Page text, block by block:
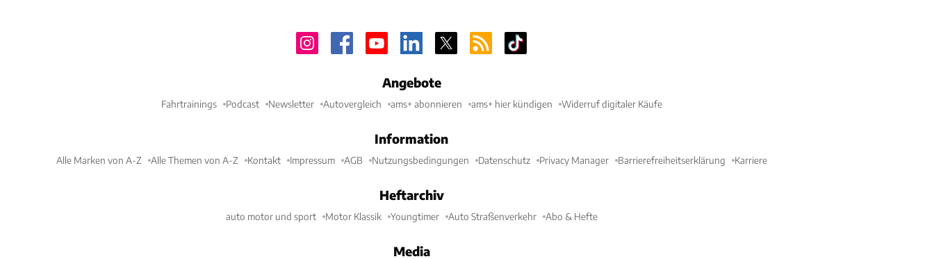
Angebote
Fahrtrainings Podcast Newsletter Autovergleich ams+ abonnieren ams+ hier kündigen Widerruf digitaler Käufe
Information
Alle Marken von A-Z Alle Themen von A-Z Kontakt Impressum AGB Nutzungsbedingungen Datenschutz Privacy Manager Barrierefreiheitserklärung Karriere
Heftarchiv
auto motor und sport Motor Klassik Youngtimer Auto Straßenverkehr Abo & Hefte
Media